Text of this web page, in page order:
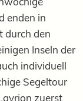
enden in
durch den
Inseln der
individuell
Segeltour
zuerst